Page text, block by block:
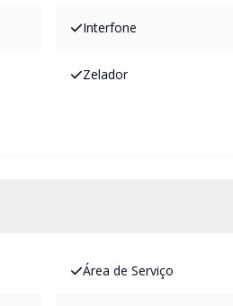
Interfone
Zelador
Área de Serviço